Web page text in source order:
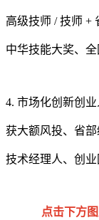
高级技师 / 技师 +
中华技能大奖、
4. 市场化创新创业
获大额风投、省
技术经理人、创
点击下方